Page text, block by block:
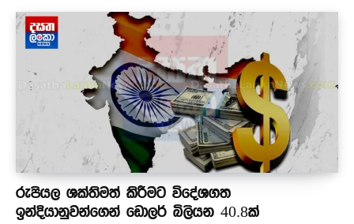
රුපියල ශක්තිමත් කිරීමට විදේශගත
ඉන්දියානුවන්ගෙන් ඩොලර් බිලියන 40.8ක්